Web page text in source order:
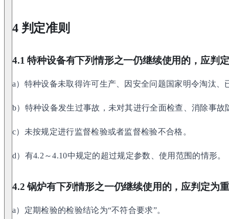
4 判定准则
4.1 特种设备有下列情形之一仍继续使用的，应判
a）特种设备未取得许可生产、因安全问题国家明令淘汰、
b）特种设备发生过事故，未对其进行全面检查、消除事故
c）未按规定进行监督检验或者监督检验不合格。
d）有4.2～4.10中规定的超过规定参数、使用范围的情形。
4.2 锅炉有下列情形之一仍继续使用的，应判定为
a）定期检验的检验结论为“不符合要求”。